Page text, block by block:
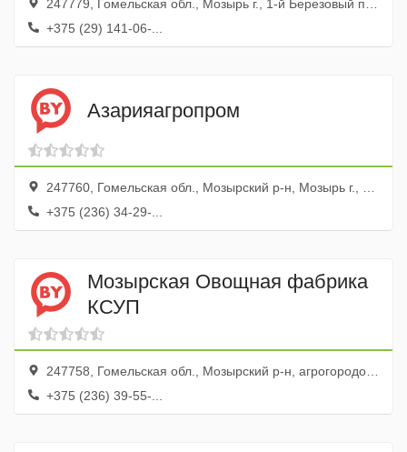
247779, Гомельская обл., Мозырь г., 1-й Березовый пер., 13а
+375 (29) 141-06-...
Азарияагропром
247760, Гомельская обл., Мозырский р-н, Мозырь г., ул. Коласа, 1, 202
+375 (236) 34-29-...
Мозырская Овощная фабрика
КСУП
247758, Гомельская обл., Мозырский р-н, агрогородок Каменка, ул. Советская, 6
+375 (236) 39-55-...